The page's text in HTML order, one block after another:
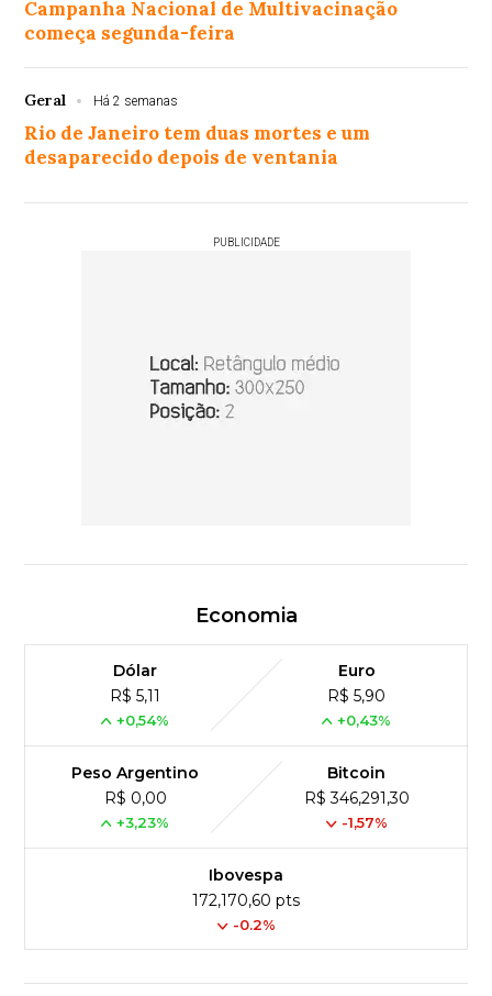
Campanha Nacional de Multivacinação
começa segunda-feira
Geral Há 2 semanas
Rio de Janeiro tem duas mortes e um
desaparecido depois de ventania
PUBLICIDADE
Economia
Dólar
R$ 5,11
+0,54%
Euro
R$ 5,90
+0,43%
Peso Argentino
R$ 0,00
+3,23%
Bitcoin
R$ 346,291,30
-1,57%
Ibovespa
172,170,60 pts
-0.2%